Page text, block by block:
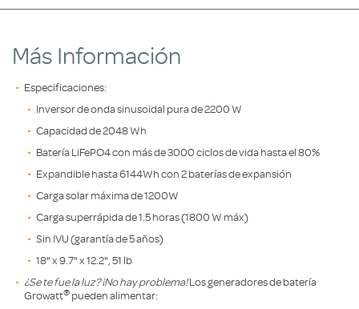
Más Información
Especificaciones:
Inversor de onda sinusoidal pura de 2200 W
Capacidad de 2048 Wh
Batería LiFePO4 con más de 3000 ciclos de vida hasta el 80%
Expandible hasta 6144Wh con 2 baterías de expansión
Carga solar máxima de 1200W
Carga superrápida de 1.5 horas (1800 W máx)
Sin IVU (garantía de 5 años)
18" x 9.7" x 12.2", 51 lb
¿Se te fue la luz? ¡No hay problema!Los generadores de batería
Growatt® pueden alimentar: